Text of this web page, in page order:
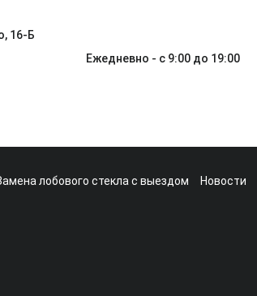
16-Б
Ежедневно - с 9:00 до 19:00
лобового стекла с выездом Новости